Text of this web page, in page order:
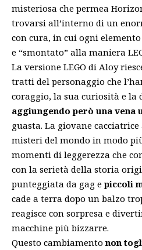
misteriosa che permea
trovarsi all’interno di un
con cura, in cui ogni
e “smontato” alla maniera
La versione LEGO di Aloy
tratti del personaggio che
coraggio, la sua curiosità e la
aggiungendo però una vena
guasta. La giovane
misteri del mondo in modo
momenti di leggerezza che
con la serietà della storia
punteggiata da gag epiccoli
cade a terra dopo un balzo
reagisce con sorpresa e
macchine più bizzarre.
Questo cambiamentonon